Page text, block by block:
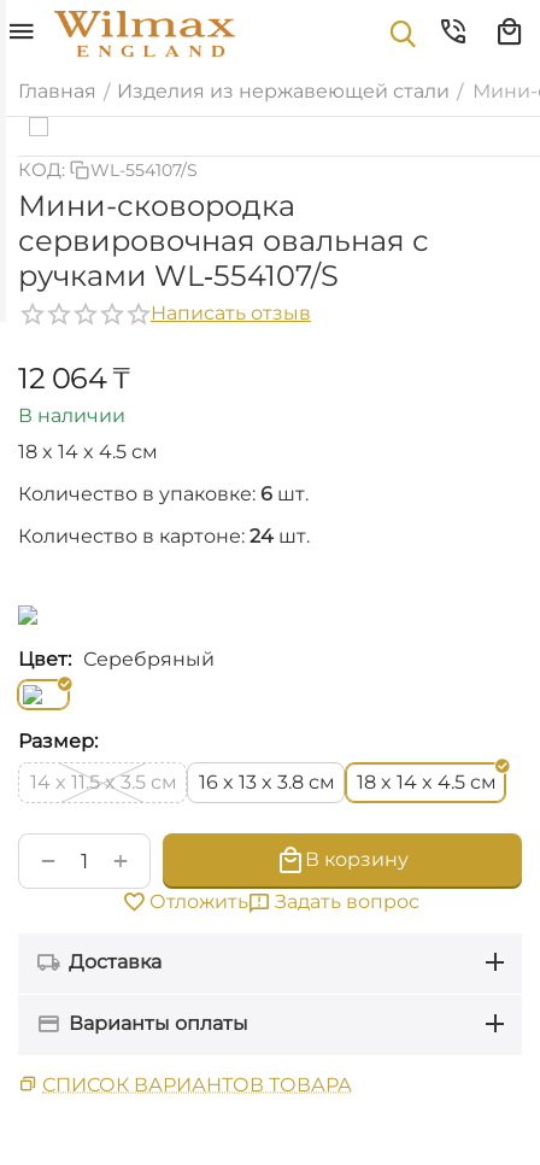
Главная / Изделия из нержавеющей стали / Мини-
КОД: WL-554107/S
Мини-сковородка
сервировочная овальная с
ручками WL‑554107/S
Написать отзыв
12 064 ₸
В наличии
18 x 14 x 4.5 см
Количество в упаковке: 6 шт.
Количество в картоне: 24 шт.
Цвет: Серебряный
Размер:
14 x 11.5 x 3.5 см 16 x 13 x 3.8 см 18 x 14 x 4.5 см
+
−
В корзину
Отложить
Задать вопрос
Доставка
Варианты оплаты
СПИСОК ВАРИАНТОВ ТОВАРА